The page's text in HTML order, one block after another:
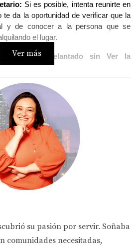
Si es posible, intenta reunirte en
te da la oportunidad de verificar que la
y de conocer a la persona que se
el lugar.
por Adelantado sin Ver la
es cuando se te pide que pagues
si se trata de una suma
Es normal pagar un depósito
esto solo debería hacerse después de
y haber firmado un contrato de
y Efectivo:
transferencias electrónicas o en
bancarias directas, siempre
del Anuncio
Ver más
su pasión por servir. Soñaba
comunidades necesitadas,